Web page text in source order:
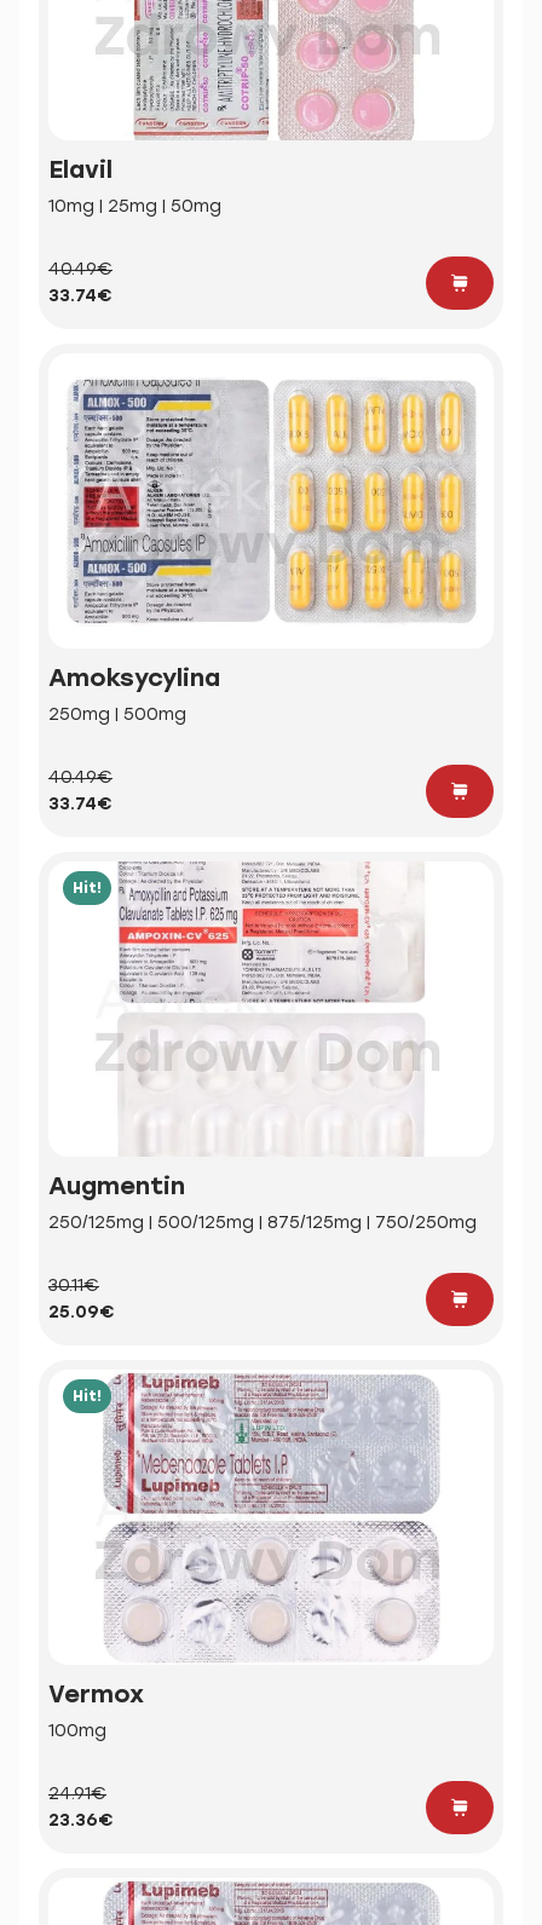
Elavil
10mg | 25mg | 50mg
40.49€
33.74€
Amoksycylina
250mg | 500mg
40.49€
33.74€
Hit!
Augmentin
250/125mg | 500/125mg | 875/125mg | 750/250mg
30.11€
25.09€
Hit!
Vermox
100mg
24.91€
23.36€